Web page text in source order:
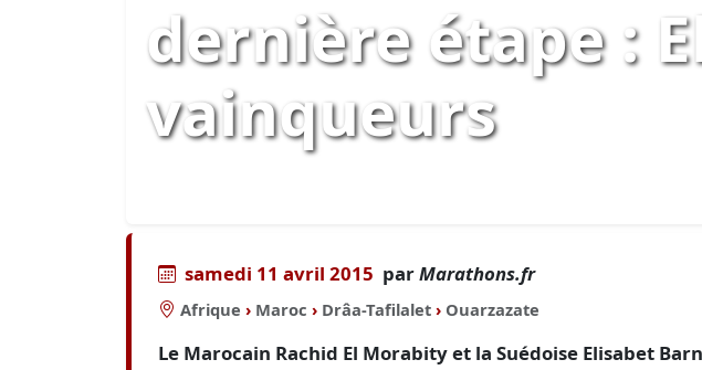
dernière étape :
vainqueurs
samedi 11 avril 2015 parMarathons.fr
Afrique › Maroc › Drâa-Tafilalet › Ouarzazate
Le Marocain Rachid El Morabity et la Suédoise Elisabet